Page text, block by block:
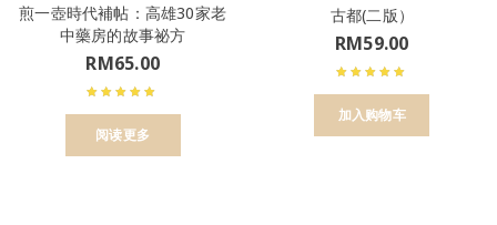
煎一壺時代補帖：高雄30家老
中藥房的故事祕方
RM65.00
阅读更多
古都(二版）
RM59.00
加入购物车